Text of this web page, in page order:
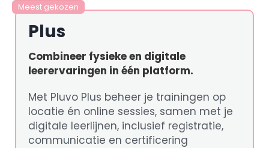
Meest gekozen
Plus
Combineer fysieke en digitale
leerervaringen in één platform.
Met Pluvo Plus beheer je trainingen op
locatie én online sessies, samen met je
digitale leerlijnen, inclusief registratie,
communicatie en certificering